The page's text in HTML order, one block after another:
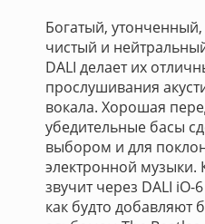
Богатый,
чистый и
DALI делает их
прослушивания
вокала. Хорошая
убедительные басы
выбором и для
электронной музыки.
звучит через DALI
как будто добавляют